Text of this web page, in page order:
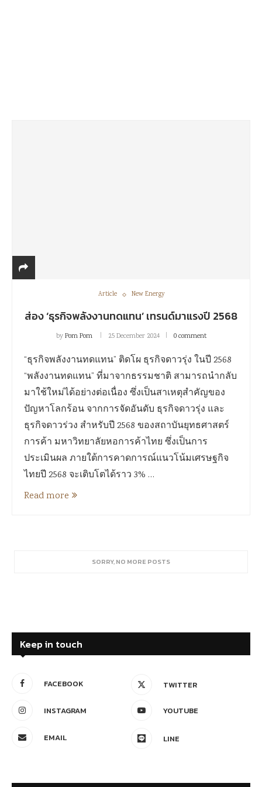
Article New Energy
ส่อง ‘ธุรกิจพลังงานทดแทน’ เทรนด์มาแรงปี 2568
byPom Pom 25 December 2024 0 comment
“ธุรกิจพลังงานทดแทน” ติดโผ ธุรกิจดาวรุ่ง ในปี 2568
“พลังงานทดแทน” ที่มาจากธรรมชาติ สามารถนำกลับ
มาใช้ใหม่ได้อย่างต่อเนื่อง ซึ่งเป็นสาเหตุสำคัญของ
ปัญหาโลกร้อน จากการจัดอันดับ ธุรกิจดาวรุ่ง และ
ธุรกิจดาวร่วง สำหรับปี 2568 ของสถาบันยุทธศาสตร์
การค้า มหาวิทยาลัยหอการค้าไทย ซึ่งเป็นการ
ประเมินผล ภายใต้การคาดการณ์แนวโน้มเศรษฐกิจ
ไทยปี 2568 จะเติบโตได้ราว 3% …
Read more
SORRY, NO MORE POSTS
Keep in touch
FACEBOOK TWITTER
INSTAGRAM YOUTUBE
EMAIL LINE